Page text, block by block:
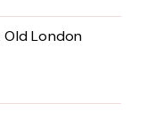
Old London